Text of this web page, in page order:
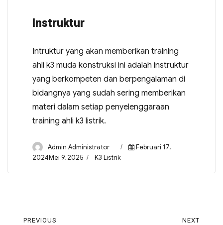
Instruktur
Intruktur yang akan memberikan training
ahli k3 muda konstruksi ini adalah instruktur
yang berkompeten dan berpengalaman di
bidangnya yang sudah sering memberikan
materi dalam setiap penyelenggaraan
training ahli k3 listrik.
Admin Administrator
Februari 17,
2024Mei 9, 2025
K3 Listrik
PREVIOUS NEXT